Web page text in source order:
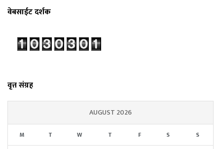
वेबसाईट दर्शक
वृत्त संग्रह
AUGUST 2026
M T W T F S S